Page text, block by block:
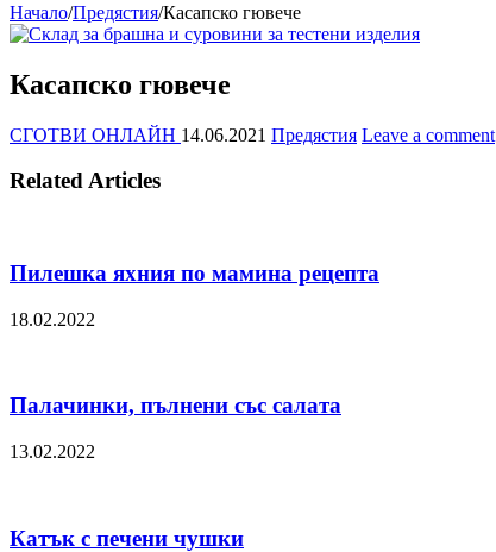
Начало/Предястия/Касапско гювече
Касапско гювече
СГОТВИ ОНЛАЙН 14.06.2021 Предястия Leave a comment
Related Articles
Пилешка яхния по мамина рецепта
18.02.2022
Палачинки, пълнени със салата
13.02.2022
Катък с печени чушки